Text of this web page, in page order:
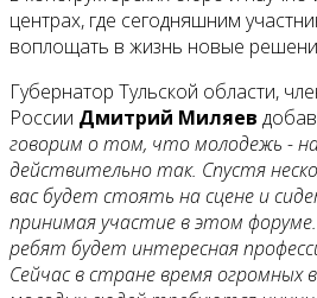
центрах, где сегодняшним
воплощать в жизнь новые
Губернатор Тульской области,
России Дмитрий Миляев
говорим о том, что молодежь -
действительно так. Спустя
вас будет стоять на сцене и
принимая участие в этом
ребят будет интересная
Сейчас в стране время